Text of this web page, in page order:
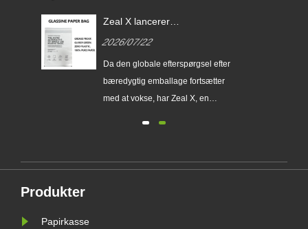
Zeal X lancerer
papirposer for at hjælpe
globale mærker med at erstatte
engangsplastikemballage
2026/07/22
Da den globale efterspørgsel efter
bæredygtig emballage fortsætter
med at vokse, har Zeal X, en
Glassine Paper Bag-serie. Designet
Produkter
Papirkasse